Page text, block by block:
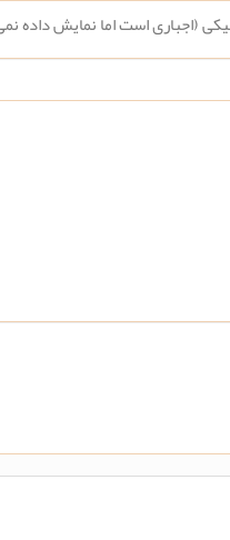
(اجباری است اما نمایش داده